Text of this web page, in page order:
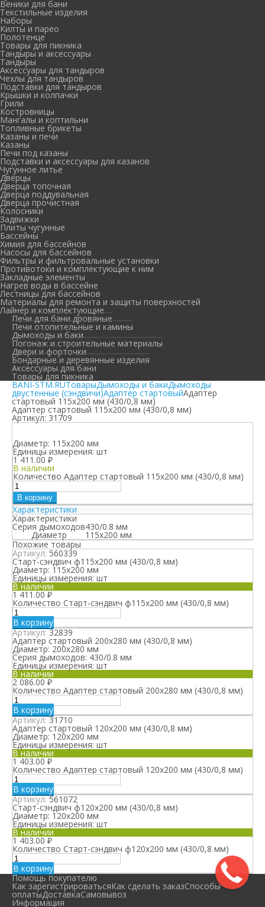
Веники для бани
Текстильные изделия
Наборы
Килты и парео
Полотенце
Товары для пикника
Тандыры и аксессуары
Тандыры
Аксессуары для тандыров
Чехлы для тандыров
Подставки для тандыров
Крышки и колпачки
Грили
Костровницы
Мангалы и коптильни
Топливные брикеты
Казаны и печи
Казаны
Печи под казаны
Подставки и аксессуары для казанов
Чугунное литье
Дверцы
Дверца топочная
Дверца поддувальная
Дверца прочистная
Колосники
Задвижки
Плиты чугунные
Бассейны
Химия для бассейнов
Насосы для бассейнов
Фильтры и фильтровальные установки
Противотоки и комплектующие к ним
Закладные элементы
Нагрев воды в бассейне
Лестницы для бассейнов
Материалы для ремонта и защиты поверхностей
Лайнер и комплектующие
Печи для бани дровяные
Печи отопительные и камины
Дымоходы и баки
Погонаж и строительные материалы
Двери и форточки
Бондарные и деревянные изделия
Аксессуары для бани
Товары для пикника
BANI-STM.RUТоварыДымоходы и бакиДымоходы
двустенные (сэндвичи)Адаптер стартовыйАдаптер
стартовый 115х200 мм (430/0,8 мм)
Адаптер стартовый 115х200 мм (430/0,8 мм)
Артикул: 31709
Диаметр: 115х200 мм
Единицы измерения: шт
1 411.00 ₽
В наличии
Количество Адаптер стартовый 115х200 мм (430/0,8 мм)
В корзину
Характеристики
Характеристики
Серия дымоходов430/0.8 мм
Диаметр
115х200 мм
Похожие товары
Артикул:560339
Старт-сэндвич ф115х200 мм (430/0,8 мм)
Диаметр: 115х200 мм
Единицы измерения: шт
В наличии
1 411.00₽
Количество Старт-сэндвич ф115х200 мм (430/0,8 мм)
В корзину
Артикул:32839
Адаптер стартовый 200х280 мм (430/0,8 мм)
Диаметр: 200х280 мм
Серия дымоходов: 430/0.8 мм
Единицы измерения: шт
В наличии
2 086.00₽
Количество Адаптер стартовый 200х280 мм (430/0,8 мм)
В корзину
Артикул:31710
Адаптер стартовый 120х200 мм (430/0,8 мм)
Диаметр: 120х200 мм
Единицы измерения: шт
В наличии
1 403.00₽
Количество Адаптер стартовый 120х200 мм (430/0,8 мм)
В корзину
Артикул:561072
Старт-сэндвич ф120х200 мм (430/0,8 мм)
Диаметр: 120х200 мм
Единицы измерения: шт
В наличии
1 403.00₽
Количество Старт-сэндвич ф120х200 мм (430/0,8 мм)
В корзину
Помощь покупателю
Как зарегистрироватьсяКак сделать заказСпособы
оплатыДоставкаСамовывоз
Информация